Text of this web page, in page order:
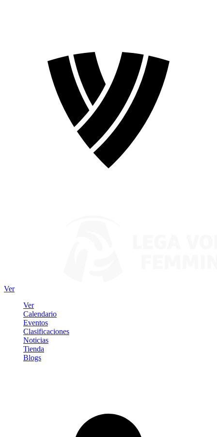
Ver
Ver
Calendario
Eventos
Clasificaciones
Noticias
Tienda
Blogs